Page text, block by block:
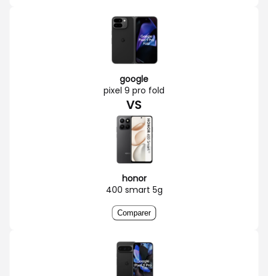
google
pixel 9 pro fold
VS
honor
400 smart 5g
Comparer